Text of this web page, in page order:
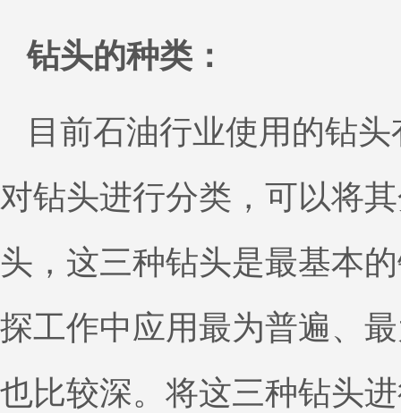
钻头的种类：
目前石油行业使用的钻
对钻头进行分类，可以将
头，这三种钻头是最基本
探工作中应用最为普遍、
也比较深。将这三种钻头